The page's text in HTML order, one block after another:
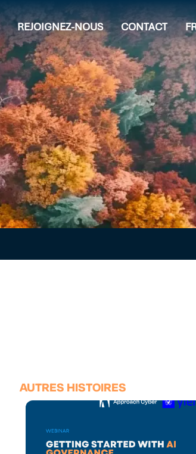
REJOIGNEZ-NOUS CONTACT
AUTRES HISTOIRES